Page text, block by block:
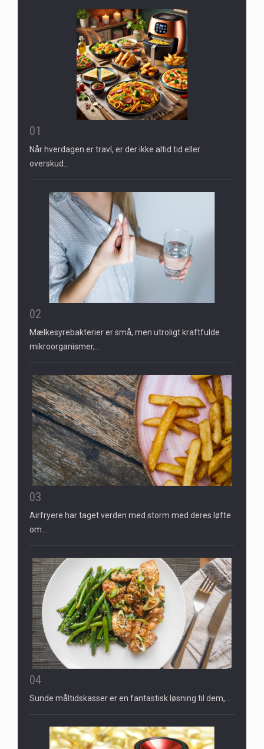
01
Når hverdagen er travl, er der ikke altid tid eller
overskud…
02
Mælkesyrebakterier er små, men utroligt kraftfulde
mikroorganismer,…
03
Airfryere har taget verden med storm med deres løfte
om…
04
Sunde måltidskasser er en fantastisk løsning til dem,…